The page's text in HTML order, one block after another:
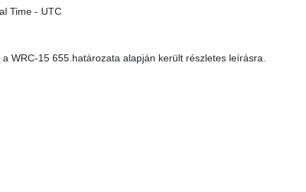
Time - UTC
WRC-15 655.határozata alapján került részletes leírásra.